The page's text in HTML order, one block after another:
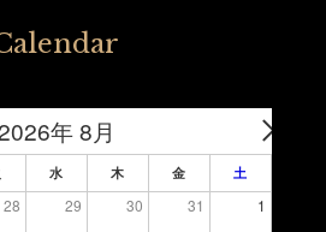
年 8月
水 木 金 土
28 29 30 31 1